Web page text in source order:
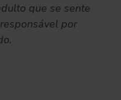
que se sente
por